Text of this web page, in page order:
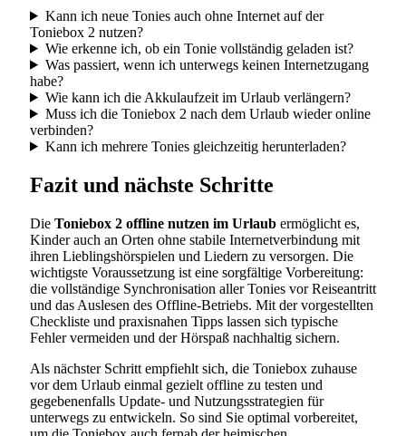
Kann ich neue Tonies auch ohne Internet auf der
Toniebox 2 nutzen?
Wie erkenne ich, ob ein Tonie vollständig geladen ist?
Was passiert, wenn ich unterwegs keinen Internetzugang
habe?
Wie kann ich die Akkulaufzeit im Urlaub verlängern?
Muss ich die Toniebox 2 nach dem Urlaub wieder online
verbinden?
Kann ich mehrere Tonies gleichzeitig herunterladen?
Fazit und nächste Schritte
Die Toniebox 2 offline nutzen im Urlaub ermöglicht es,
Kinder auch an Orten ohne stabile Internetverbindung mit
ihren Lieblingshörspielen und Liedern zu versorgen. Die
wichtigste Voraussetzung ist eine sorgfältige Vorbereitung:
die vollständige Synchronisation aller Tonies vor Reiseantritt
und das Auslesen des Offline-Betriebs. Mit der vorgestellten
Checkliste und praxisnahen Tipps lassen sich typische
Fehler vermeiden und der Hörspaß nachhaltig sichern.
Als nächster Schritt empfiehlt sich, die Toniebox zuhause
vor dem Urlaub einmal gezielt offline zu testen und
gegebenenfalls Update- und Nutzungsstrategien für
unterwegs zu entwickeln. So sind Sie optimal vorbereitet,